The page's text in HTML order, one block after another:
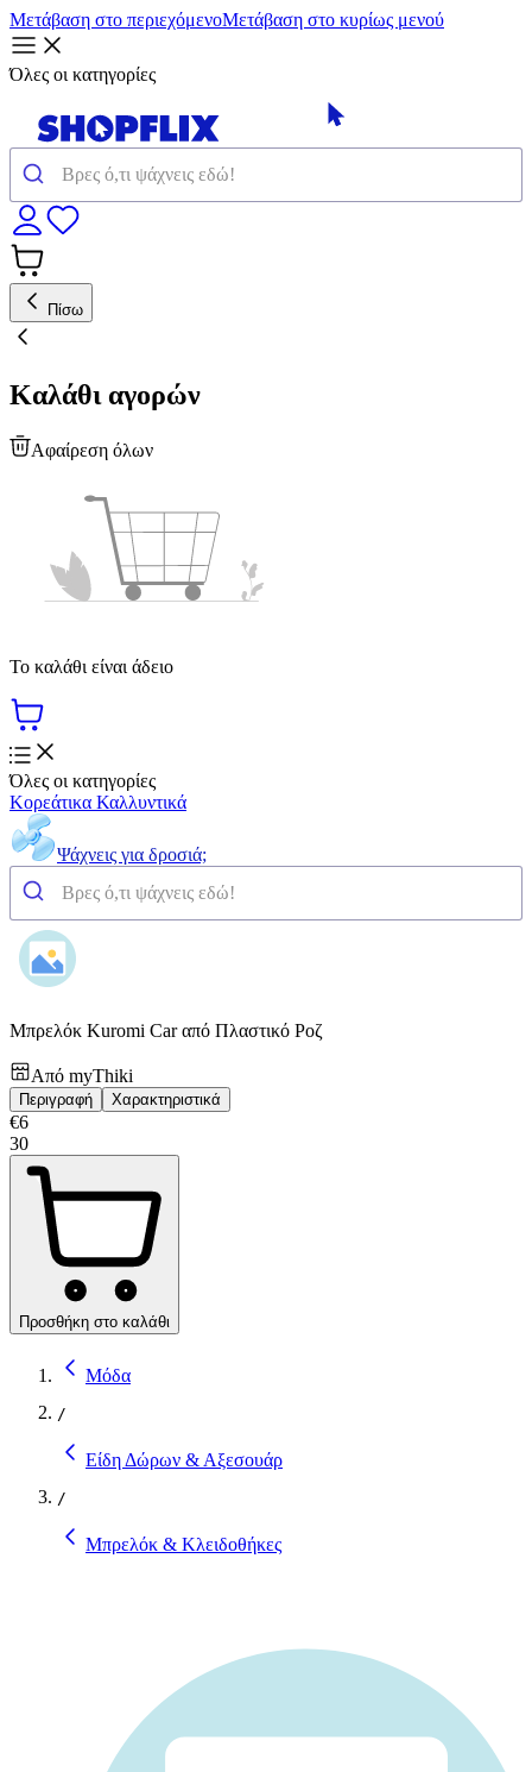
Μετάβαση στο περιεχόμενοΜετάβαση στο κυρίως μενού
Όλες οι κατηγορίες
Πίσω
Καλάθι αγορών
Αφαίρεση όλων
Το καλάθι είναι άδειο
Όλες οι κατηγορίες
Κορεάτικα Καλλυντικά
Ψάχνεις για δροσιά;
Μπρελόκ Kuromi Car από Πλαστικό Ροζ
Από myThiki
Περιγραφή Χαρακτηριστικά
€6
30
Προσθήκη στο καλάθι
Μόδα
/
Είδη Δώρων & Αξεσουάρ
/
Μπρελόκ & Κλειδοθήκες